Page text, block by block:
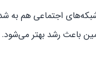
شبکه‌های اجتماعی هم
باعث رشد بهتر می‌شود.